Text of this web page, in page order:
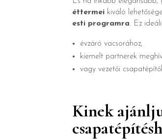
éttermeikiváló
esti programra. Ez
évzáró vacsorához,
kiemelt partnerek
vagy vezetői
Kinek